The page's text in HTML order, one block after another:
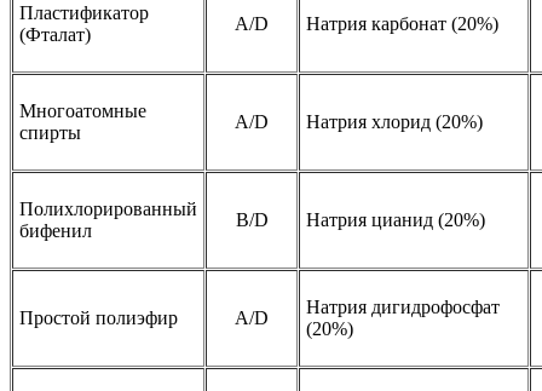
Пластификатор
(Фталат)
A/D Натрия карбонат (20%)
Многоатомные
спирты
A/D Натрия хлорид (20%)
Полихлорированный
бифенил
B/D Натрия цианид (20%)
Простой полиэфир A/D
Натрия дигидрофосфат
(20%)